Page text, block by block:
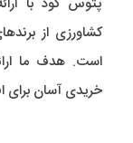
کشاورزی از
است. هدف ما
خریدی آسان برای